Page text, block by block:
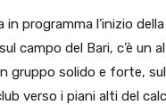
in programma l’inizio
campo del Bari, c’è
gruppo solido e forte,
verso i piani alti del